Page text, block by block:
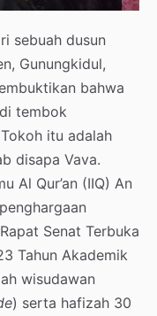
sebuah dusun
Gunungkidul,
bahwa
tembok
itu adalah
disapa Vava.
Al Qur’an (IIQ) An
Senat Terbuka
Tahun Akademik
wisudawan
) serta hafizah 30